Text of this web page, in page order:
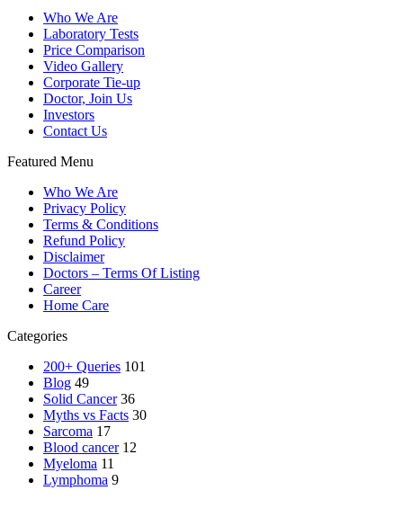
Who We Are
Laboratory Tests
Price Comparison
Video Gallery
Corporate Tie-up
Doctor, Join Us
Investors
Contact Us
Featured Menu
Who We Are
Privacy Policy
Terms & Conditions
Refund Policy
Disclaimer
Doctors – Terms Of Listing
Career
Home Care
Categories
200+ Queries 101
Blog 49
Solid Cancer 36
Myths vs Facts 30
Sarcoma 17
Blood cancer 12
Myeloma 11
Lymphoma 9